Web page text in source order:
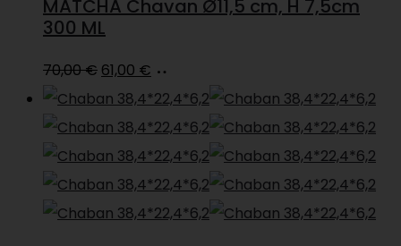
MATCHA Chavan Ø11,5 cm, H 7,5cm
300 ML
70,00€ Algne
hind
oli:
70,00 €.
61,00 € Current
price
is:
61,00 €.
edasi